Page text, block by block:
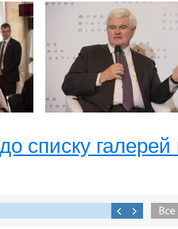
списку галерей